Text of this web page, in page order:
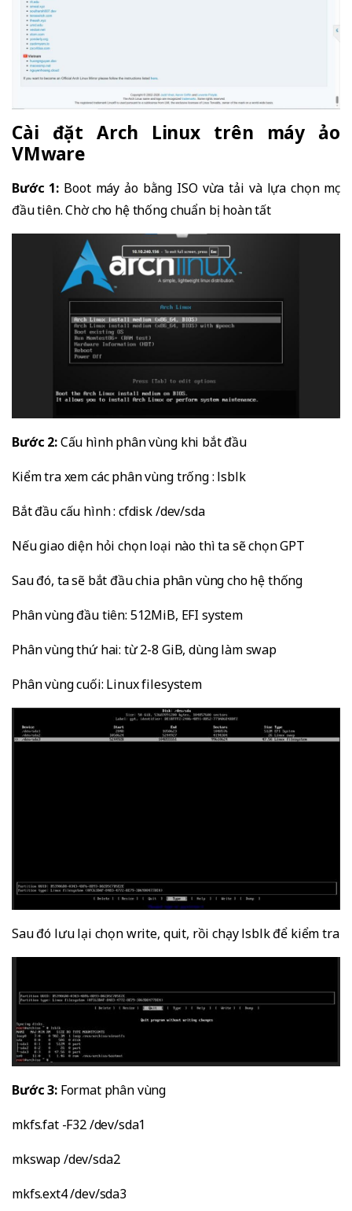
Cài đặt Arch Linux trên máy ảo
VMware
Bước 1: Boot máy ảo bằng ISO vừa tải và lựa chọn mục
đầu tiên. Chờ cho hệ thống chuẩn bị hoàn tất
Bước 2:Cấu hình phân vùng khi bắt đầu
Kiểm tra xem các phân vùng trống : lsblk
Bắt đầu cấu hình : cfdisk /dev/sda
Nếu giao diện hỏi chọn loại nào thì ta sẽ chọn GPT
Sau đó, ta sẽ bắt đầu chia phân vùng cho hệ thống
Phân vùng đầu tiên: 512MiB, EFI system
Phân vùng thứ hai: từ 2-8 GiB, dùng làm swap
Phân vùng cuối: Linux filesystem
Sau đó lưu lại chọn write, quit, rồi chạy lsblk để kiểm tra
Bước 3:Format phân vùng
mkfs.fat -F32 /dev/sda1
mkswap /dev/sda2
mkfs.ext4 /dev/sda3